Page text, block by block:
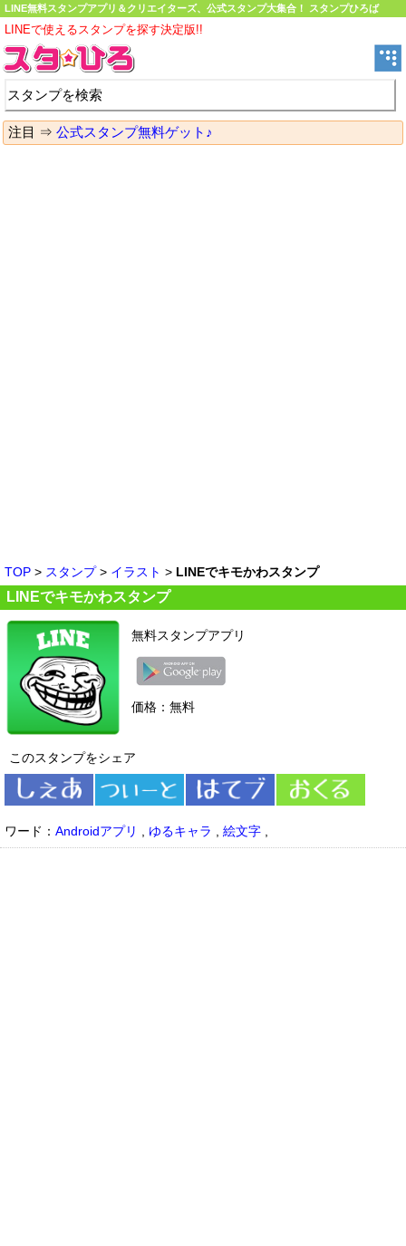
LINE無料スタンプアプリ＆クリエイターズ、公式スタンプ大集合！ スタンプひろば
LINEで使えるスタンプを探す決定版!!
注目 ⇒ 公式スタンプ無料ゲット♪
TOP > スタンプ> イラスト > LINEでキモかわスタンプ
LINEでキモかわスタンプ
無料スタンプアプリ
価格：無料
このスタンプをシェア
ワード： Androidアプリ ゆるキャラ 絵文字